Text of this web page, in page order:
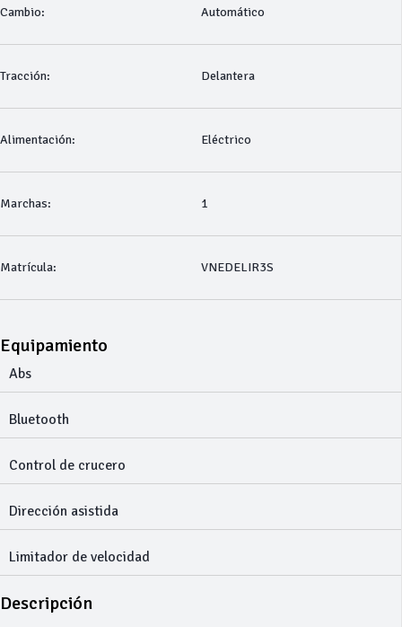
Cambio: Automático
Tracción: Delantera
Alimentación: Eléctrico
Marchas: 1
Matrícula: VNEDELIR3S
Equipamiento
Abs
Bluetooth
Control de crucero
Dirección asistida
Limitador de velocidad
Descripción